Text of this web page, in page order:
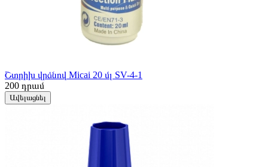
Շտրիխ վրձնով Micai 20 մլ SV-4-1
200 դրամ
Ավելացնել